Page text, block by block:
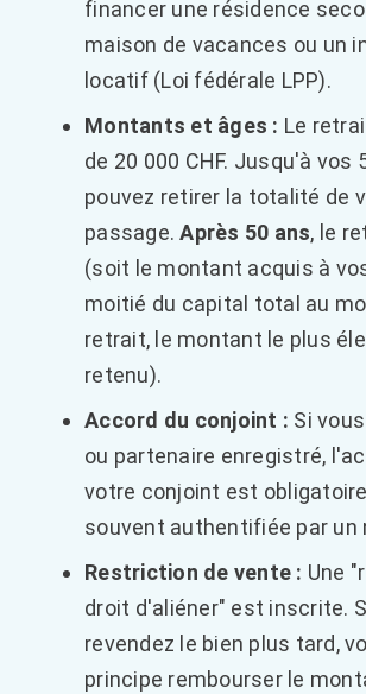
financer une résidence
maison de vacances ou un
locatif (Loi fédérale LPP).
Montants et âges : Le
de 20 000 CHF. Jusqu'à vos
pouvez retirer la totalité de
passage.Après 50 ans, le
(soit le montant acquis à
moitié du capital total au
retrait, le montant le plus
retenu).
Accord du conjoint : Si
ou partenaire enregistré,
votre conjoint est
souvent authentifiée par un
Restriction de vente : Une
droit d'aliéner" est inscrite.
revendez le bien plus tard,
principe rembourser le